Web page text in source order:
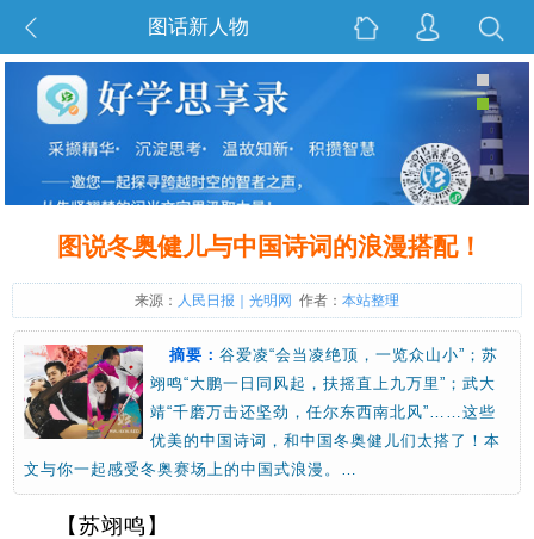
图话新人物
图说冬奥健儿与中国诗词的浪漫搭配！
来源： 人民日报｜光明网 作者： 本站整理
摘要： 谷爱凌“会当凌绝顶，一览众山小”；苏
翊鸣“大鹏一日同风起，扶摇直上九万里”；武大
靖“千磨万击还坚劲，任尔东西南北风”……这些
优美的中国诗词，和中国冬奥健儿们太搭了！本
文与你一起感受冬奥赛场上的中国式浪漫。…
【苏翊鸣】